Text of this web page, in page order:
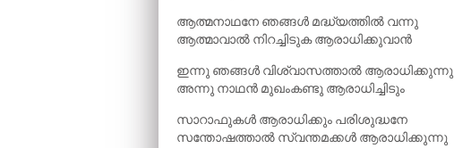
ആത്മനാഥനേ ഞങ്ങൾ മദ്ധ്യത്തിൽ വന്നു
ആത്മാവാൽ നിറച്ചിടുക ആരാധിക്കുവാൻ
ഇന്നു ഞങ്ങൾ വിശ്വാസത്താൽ ആരാധിക്കുന്നു
അന്നു നാഥൻ മുഖംകണ്ടു ആരാധിച്ചിടും
സാറാഫുകൾ ആരാധിക്കും പരിശുദ്ധനേ
സന്തോഷത്താൽ സ്വന്തമക്കൾ ആരാധിക്കുന്നു